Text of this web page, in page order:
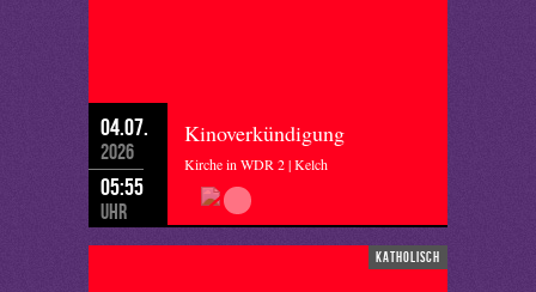
04.07.
2026
05:55
Uhr
Kinoverkündigung
Kirche in WDR 2 | Kelch
katholisch